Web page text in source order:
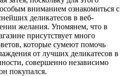
вниманием ознакомиться с
деликатесов в веб-
желания. Упомянем, что в
присутствует много
которые сумеют помочь
от лучших деликатесов в
совершенно независимо
покупался.